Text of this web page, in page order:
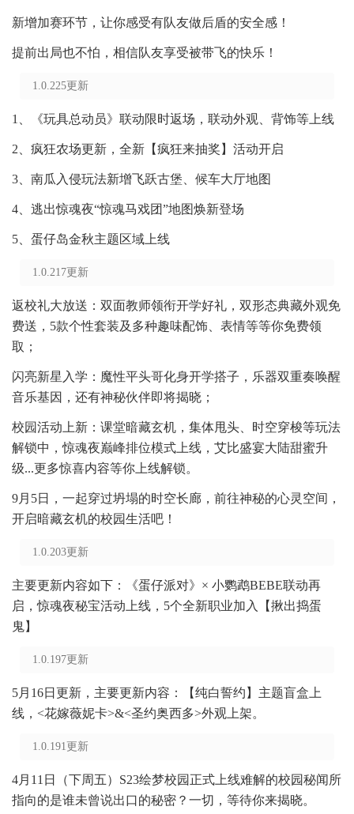
新增加赛环节，让你感受有队友做后盾的安全感！
提前出局也不怕，相信队友享受被带飞的快乐！
1.0.225更新
1、《玩具总动员》联动限时返场，联动外观、背饰等上线
2、疯狂农场更新，全新【疯狂来抽奖】活动开启
3、南瓜入侵玩法新增飞跃古堡、候车大厅地图
4、逃出惊魂夜“惊魂马戏团”地图焕新登场
5、蛋仔岛金秋主题区域上线
1.0.217更新
返校礼大放送：双面教师领衔开学好礼，双形态典藏外观免
费送，5款个性套装及多种趣味配饰、表情等等你免费领
取；
闪亮新星入学：魔性平头哥化身开学搭子，乐器双重奏唤醒
音乐基因，还有神秘伙伴即将揭晓；
校园活动上新：课堂暗藏玄机，集体甩头、时空穿梭等玩法
解锁中，惊魂夜巅峰排位模式上线，艾比盛宴大陆甜蜜升
级...更多惊喜内容等你上线解锁。
9月5日，一起穿过坍塌的时空长廊，前往神秘的心灵空间，
开启暗藏玄机的校园生活吧！
1.0.203更新
主要更新内容如下：《蛋仔派对》× 小鹦鹉BEBE联动再
启，惊魂夜秘宝活动上线，5个全新职业加入【揪出捣蛋
鬼】
1.0.197更新
5月16日更新，主要更新内容：【纯白誓约】主题盲盒上
线，<花嫁薇妮卡>&<圣约奥西多>外观上架。
1.0.191更新
4月11日（下周五）S23绘梦校园正式上线难解的校园秘闻所
指向的是谁未曾说出口的秘密？一切，等待你来揭晓。